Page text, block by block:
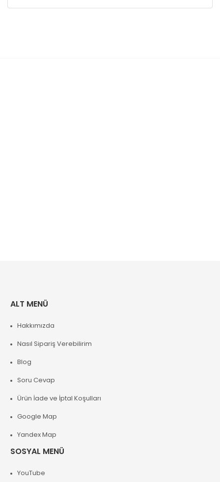
ALT MENÜ
Hakkımızda
Nasıl Sipariş Verebilirim
Blog
Soru Cevap
Ürün İade ve İptal Koşulları
Google Map
Yandex Map
SOSYAL MENÜ
YouTube